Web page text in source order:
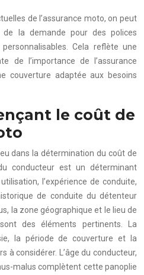
de l’assurance moto, on peut
la demande pour des polices
Cela reflète une
de l’importance de l’assurance
couverture adaptée aux besoins
le coût de
dans la détermination du coût de
conducteur est un déterminant
l’expérience de conduite,
de conduite du détenteur
la zone géographique et le lieu de
des éléments pertinents. La
la période de couverture et la
à considérer. L’âge du conducteur,
malus complètent cette panoplie